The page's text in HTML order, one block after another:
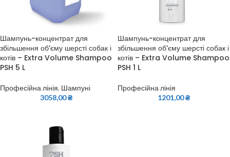
Шампунь-концентрат для
збільшення об’єму шерсті собак і
котів – Extra Volume Shampoo
PSH 5 L
Професійна лінія, Шампуні
3058,00₴
Шампунь-концентрат для
збільшення об’єму шерсті собак і
котів – Extra Volume Shampoo
PSH 1 L
Професійна лінія
1201,00₴